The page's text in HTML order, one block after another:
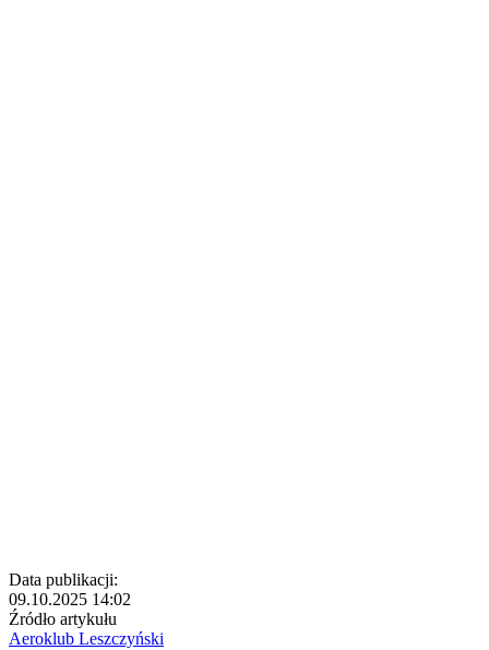
Data publikacji:
09.10.2025 14:02
Źródło artykułu
Aeroklub Leszczyński